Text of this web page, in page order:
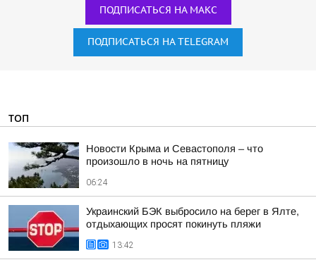
ПОДПИСАТЬСЯ НА МАКС
ПОДПИСАТЬСЯ НА TELEGRAM
ТОП
Новости Крыма и Севастополя – что
произошло в ночь на пятницу
06:24
Украинский БЭК выбросило на берег в Ялте,
отдыхающих просят покинуть пляжи
13:42